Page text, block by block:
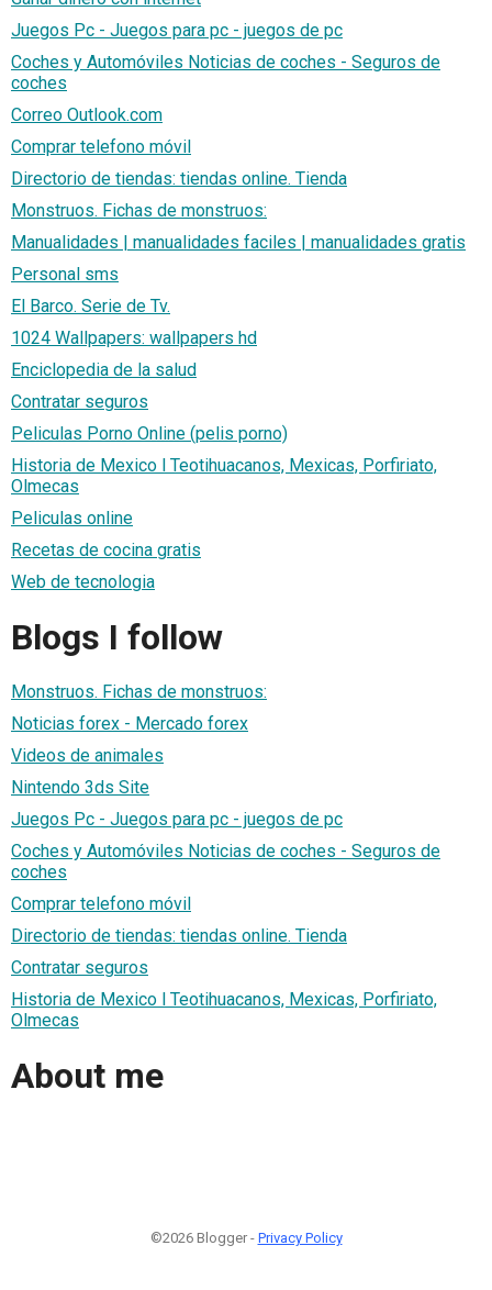
Juegos Pc - Juegos para pc - juegos de pc
Coches y Automóviles Noticias de coches - Seguros de
coches
Correo Outlook.com
Comprar telefono móvil
Directorio de tiendas: tiendas online. Tienda
Monstruos. Fichas de monstruos:
Manualidades | manualidades faciles | manualidades gratis
Personal sms
El Barco. Serie de Tv.
1024 Wallpapers: wallpapers hd
Enciclopedia de la salud
Contratar seguros
Peliculas Porno Online (pelis porno)
Historia de Mexico l Teotihuacanos, Mexicas, Porfiriato,
Olmecas
Peliculas online
Recetas de cocina gratis
Web de tecnologia
Blogs I follow
Monstruos. Fichas de monstruos:
Noticias forex - Mercado forex
Videos de animales
Nintendo 3ds Site
Juegos Pc - Juegos para pc - juegos de pc
Coches y Automóviles Noticias de coches - Seguros de
coches
Comprar telefono móvil
Directorio de tiendas: tiendas online. Tienda
Contratar seguros
Historia de Mexico l Teotihuacanos, Mexicas, Porfiriato,
Olmecas
About me
©2026 Blogger - Privacy Policy